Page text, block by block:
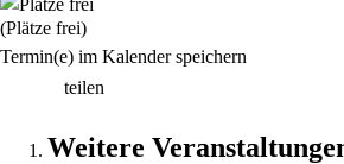
(Plätze frei)
Termin(e) im Kalender speichern
teilen
Weitere